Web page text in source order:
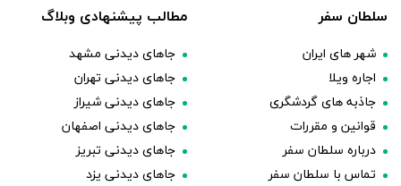
سلطان سفر
شهر های ایران
اجاره ویلا
جاذبه های گردشگری
قوانین و مقررات
درباره سلطان سفر
تماس با سلطان سفر
مطالب پیشنهادی وبلاگ
جاهای دیدنی مشهد
جاهای دیدنی تهران
جاهای دیدنی شیراز
جاهای دیدنی اصفهان
جاهای دیدنی تبریز
جاهای دیدنی یزد